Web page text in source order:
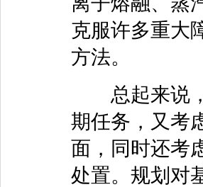
克服许多重大
方法。
总起来说，
期任务，又考
面，同时还考
处置。规划对